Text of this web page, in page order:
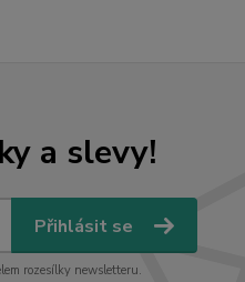
a slevy!
Přihlásit se
rozesílky newsletteru.